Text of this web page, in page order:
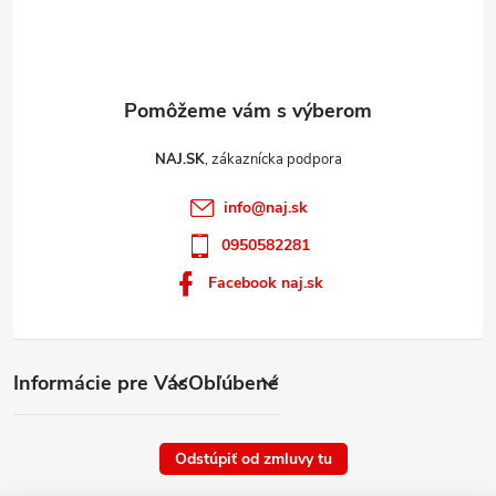
Informácie pre VásObľúbené
NAJ.SK
info@naj.sk
0950582281
Facebook naj.sk
Odstúpiť od zmluvy tu